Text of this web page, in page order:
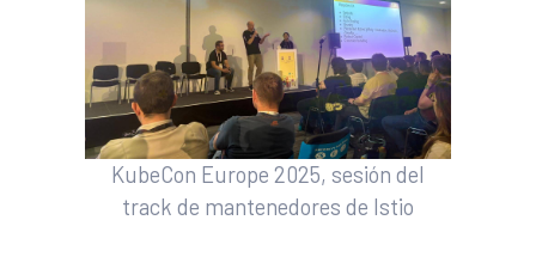
KubeCon Europe 2025, sesión del
track de mantenedores de Istio